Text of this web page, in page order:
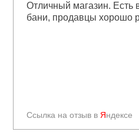
Ссылка на отзыв в Яндексе
Отличный магазин. Есть
бани, продавцы хорошо